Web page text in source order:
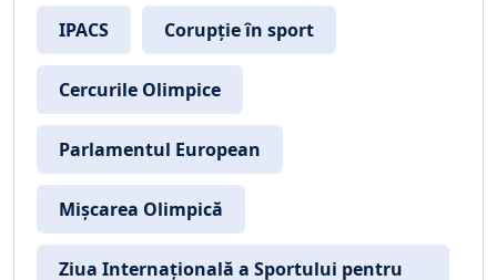
IPACS Corupție în sport
Cercurile Olimpice
Parlamentul European
Mișcarea Olimpică
Ziua Internațională a Sportului pentru